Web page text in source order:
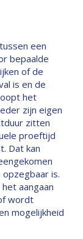
een
bepaalde
of de
is en de
het
zijn eigen
zitten
proeftijd
Dat kan
is.
aangaan
wordt
mogelijkheid